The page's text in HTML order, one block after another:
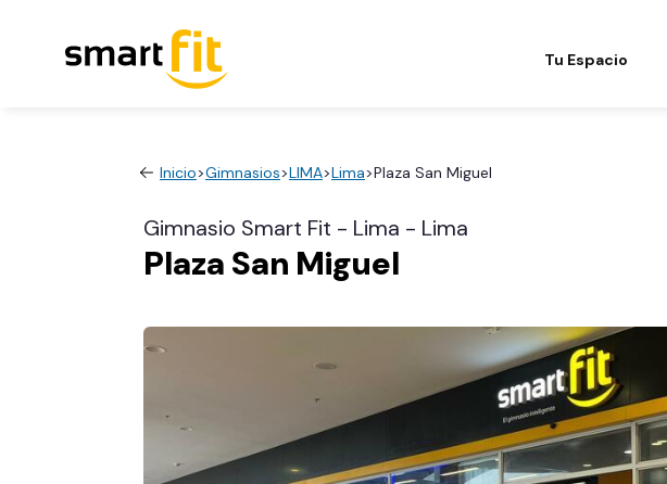
Tu Espacio
Inicio>Gimnasios>LIMA>Lima>Plaza San Miguel
Gimnasio Smart Fit - Lima - Lima
Plaza San Miguel